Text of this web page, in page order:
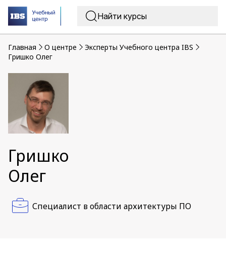
Главная O центре
Эксперты Учебного центра IBS
Гришко Олег
Гришко
Олег
Специалист в области архитектуры ПО